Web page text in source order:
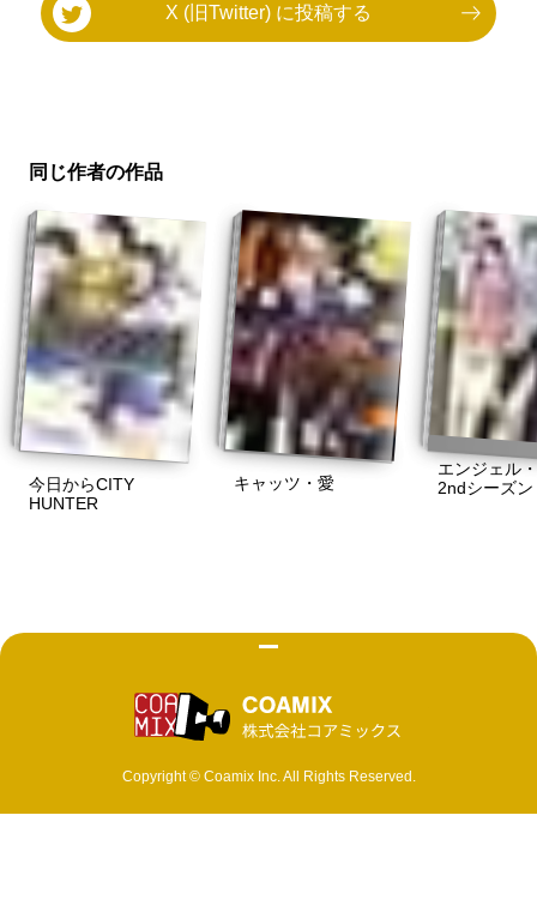
X (旧Twitter) に投稿する
同じ作者の作品
今日からCITY
HUNTER
キャッツ・愛
エンジェル
2ndシーズン
Copyright © Coamix Inc. All Rights Reserved.